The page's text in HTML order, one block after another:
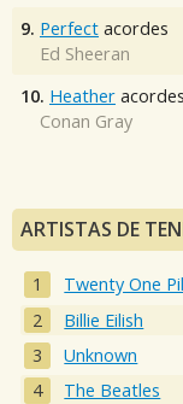
9. Perfect acordes
Ed Sheeran
10. Heather acordes
Conan Gray
ARTISTAS DE
Twenty One
Billie Eilish
Unknown
The Beatles